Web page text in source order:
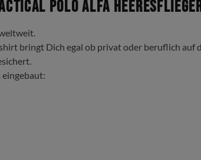
Polo Alfa Heeresflieger
bringt Dich egal ob privat oder beruflich auf
beiden Ärmeln
Stifte und Reißverschluss Taschen 13 x 18cm